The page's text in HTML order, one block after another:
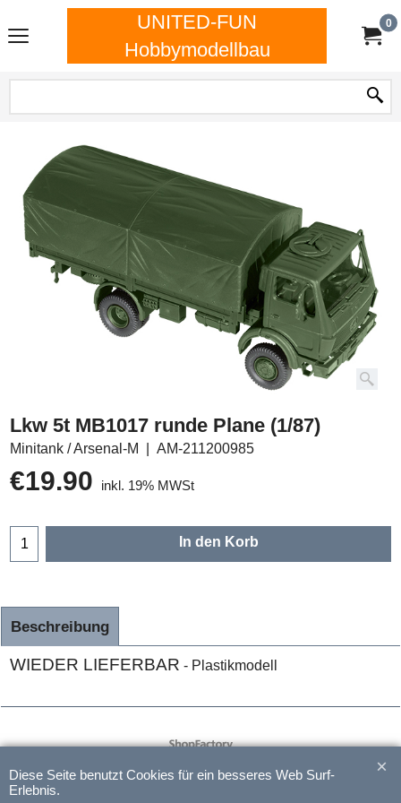
UNITED-FUN
Hobbymodellbau
0
Lkw 5t MB1017 runde Plane (1/87)
Minitank / Arsenal-M AM-211200985
€19.90 inkl. 19% MWSt
In den Korb
Beschreibung
WIEDER LIEFERBAR - Plastikmodell
WebShop erstellt mit
Diese Seite benutzt Cookies für ein besseres Web Surf-
Erlebnis.